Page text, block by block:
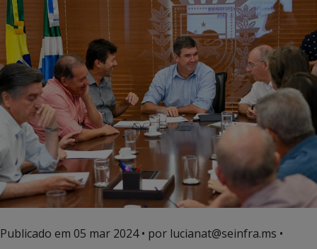
Publicado em 05 mar 2024• por lucianat@seinfra.ms •